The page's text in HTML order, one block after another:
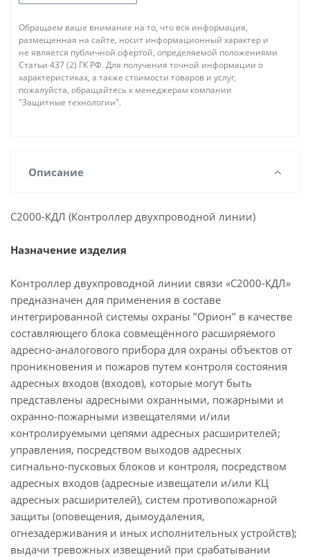
Обращаем ваше внимание на то, что вся информация,
размещенная на сайте, носит информационный характер и
не является публичной офертой, определяемой положениями
Статьи 437 (2) ГК РФ. Для получения точной информации о
характеристиках, а также стоимости товаров и услуг,
пожалуйста, обращайтесь к менеджерам компании
"Защитные технологии".
Описание
С2000-КДЛ (Контроллер двухпроводной линии)
Назначение изделия
Контроллер двухпроводной линии связи «С2000-КДЛ»
предназначен для применения в составе
интегрированной системы охраны "Орион" в качестве
составляющего блока совмещённого расширяемого
адресно-аналогового прибора для охраны объектов от
проникновения и пожаров путем контроля состояния
адресных входов (входов), которые могут быть
представлены адресными охранными, пожарными и
охранно-пожарными извещателями и/или
контролируемыми цепями адресных расширителей;
управления, посредством выходов адресных
сигнально-пусковых блоков и контроля, посредством
адресных входов (адресные извещатели и/или КЦ
адресных расширителей), систем противопожарной
защиты (оповещения, дымоудаления,
огнезадерживания и иных исполнительных устройств);
выдачи тревожных извещений при срабатывании